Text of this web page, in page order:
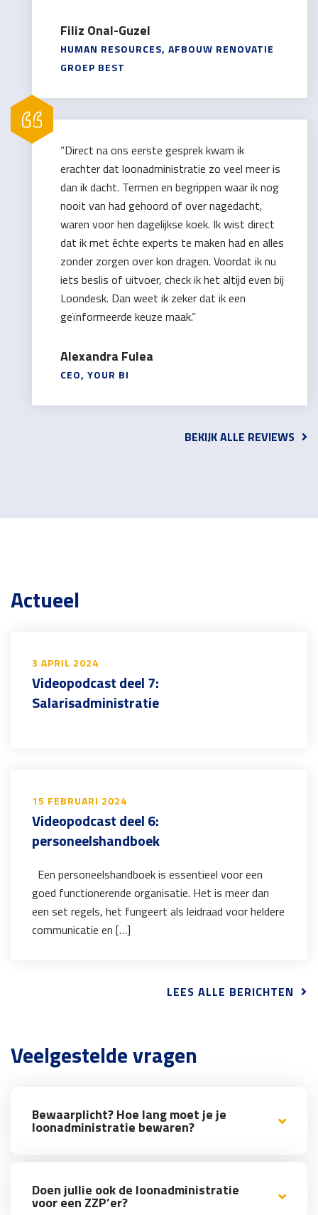
Filiz Onal-Guzel
HUMAN RESOURCES, AFBOUW RENOVATIE
GROEP BEST
“Direct na ons eerste gesprek kwam ik
erachter dat loonadministratie zo veel meer is
dan ik dacht. Termen en begrippen waar ik nog
nooit van had gehoord of over nagedacht,
waren voor hen dagelijkse koek. Ik wist direct
dat ik met échte experts te maken had en alles
zonder zorgen over kon dragen. Voordat ik nu
iets beslis of uitvoer, check ik het altijd even bij
Loondesk. Dan weet ik zeker dat ik een
geïnformeerde keuze maak.”
Alexandra Fulea
CEO, YOUR BI
BEKIJK ALLE REVIEWS
Actueel
3 APRIL 2024
Videopodcast deel 7:
Salarisadministratie
15 FEBRUARI 2024
Videopodcast deel 6:
personeelshandboek
Een personeelshandboek is essentieel voor een
goed functionerende organisatie. Het is meer dan
een set regels, het fungeert als leidraad voor heldere
communicatie en […]
LEES ALLE BERICHTEN
Veelgestelde vragen
Bewaarplicht? Hoe lang moet je je
loonadministratie bewaren?
Doen jullie ook de loonadministratie
voor een ZZP’er?